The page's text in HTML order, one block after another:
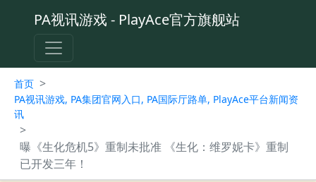
PA视讯游戏 - PlayAce官方旗舰站
首页 >
PA视讯游戏, PA集团官网入口, PA国际厅路单, PlayAce平台新闻资
讯
>
曝《生化危机5》重制未批准 《生化：维罗妮卡》重制
已开发三年！